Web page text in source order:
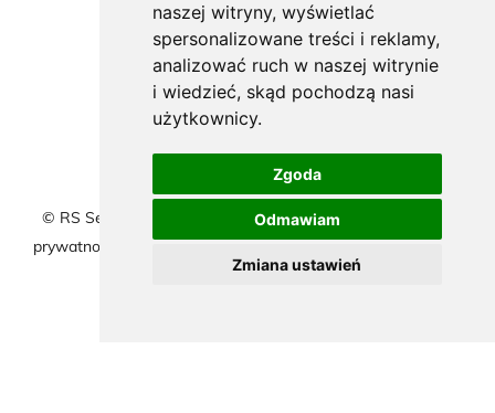
naszej witryny, wyświetlać
spersonalizowane treści i reklamy,
analizować ruch w naszej witrynie
i wiedzieć, skąd pochodzą nasi
użytkownicy.
Zgoda
Odmawiam
Zmiana ustawień
© RS Serwis 1998-2026 | Serwis samochodowy |
prywatności
Polityka cookies| | Marketingafterweb.pl